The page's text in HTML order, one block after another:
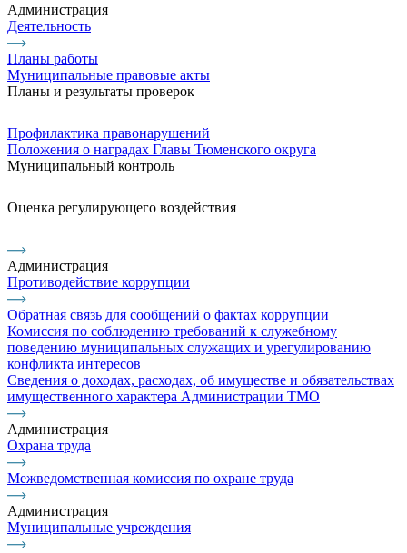
Администрация
Деятельность
Планы работы
Муниципальные правовые акты
Планы и результаты проверок
Профилактика правонарушений
Положения о наградах Главы Тюменского округа
Муниципальный контроль
Оценка регулирующего воздействия
Администрация
Противодействие коррупции
Обратная связь для сообщений о фактах коррупции
Комиссия по соблюдению требований к служебному
поведению муниципальных служащих и урегулированию
конфликта интересов
Сведения о доходах, расходах, об имуществе и обязательствах
имущественного характера Администрации ТМО
Администрация
Охрана труда
Межведомственная комиссия по охране труда
Администрация
Муниципальные учреждения